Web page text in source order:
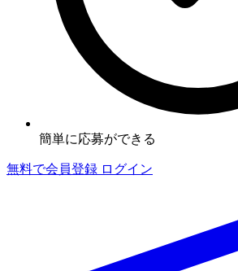
簡単に応募ができる
無料で会員登録 ログイン